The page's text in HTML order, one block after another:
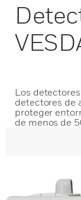
Los
detectores de
proteger
de menos de